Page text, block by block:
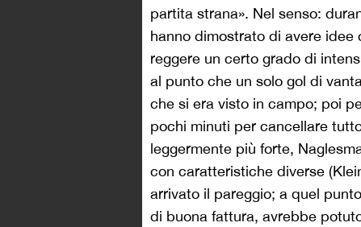
partita strana». Nel senso:
hanno dimostrato di avere
reggere un certo grado di
al punto che un solo gol di
che si era visto in campo; poi
pochi minuti per cancellare
leggermente più forte,
con caratteristiche diverse
arrivato il pareggio; a quel
di buona fattura, avrebbe